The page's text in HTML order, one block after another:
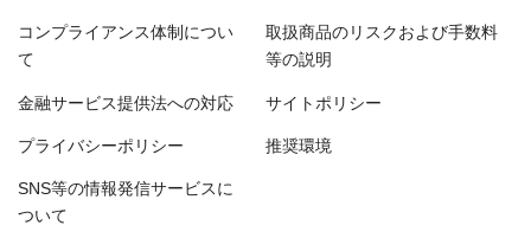
コンプライアンス体制につい
て
取扱商品のリスクおよび手数料
等の説明
金融サービス提供法への対応 サイトポリシー
プライバシーポリシー 推奨環境
SNS等の情報発信サービスに
ついて